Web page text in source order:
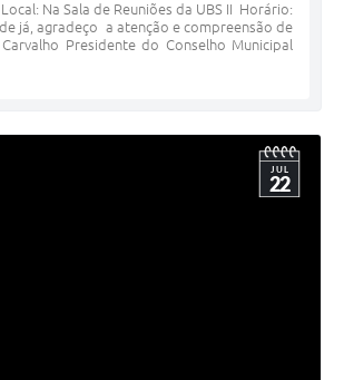
Na Sala de Reuniões da UBS II Horário:
já, agradeço a atenção e compreensão de
Presidente do Conselho Municipal
JUL
22